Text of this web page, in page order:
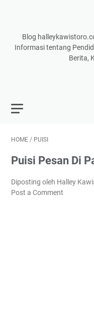
Blog
Informasi tentang
Berita,
HOME / PUISI
Puisi Pesan Di
Diposting oleh Halley
Post a Comment